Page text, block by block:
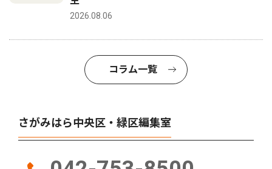
2026.08.06
コラム一覧
さがみはら中央区・緑区編集室